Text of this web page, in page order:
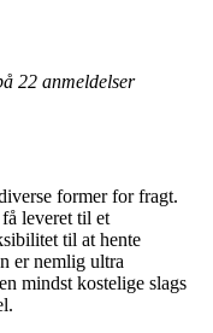
22 anmeldelser
former for fragt.
leveret til et
til at hente
er nemlig ultra
mindst kostelige slags